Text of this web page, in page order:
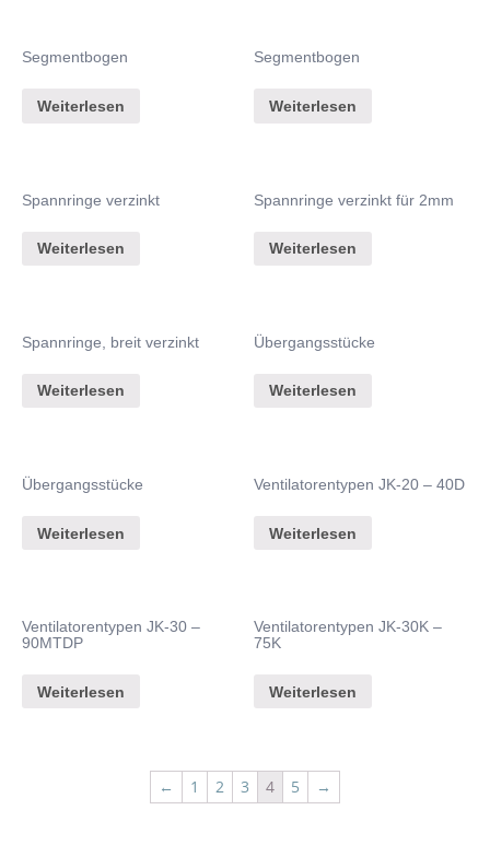
Segmentbogen
Weiterlesen
Segmentbogen
Weiterlesen
Spannringe verzinkt
Weiterlesen
Spannringe verzinkt für 2mm
Weiterlesen
Spannringe, breit verzinkt
Weiterlesen
Übergangsstücke
Weiterlesen
Übergangsstücke
Weiterlesen
Ventilatorentypen JK-20 – 40D
Weiterlesen
Ventilatorentypen JK-30 –
90MTDP
Weiterlesen
Ventilatorentypen JK-30K –
75K
Weiterlesen
← 1 2 3 4 5 →